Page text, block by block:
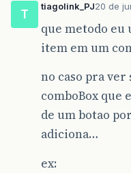
T
tiagolink_PJ20 de
que metodo
item em um
no caso pra ver
comboBox que
de um botao
adiciona…
ex: